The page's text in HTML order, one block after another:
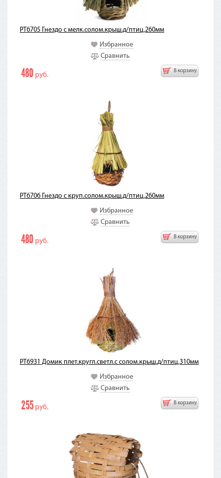
PT6705 Гнездо с мелк.солом.крыш.д/птиц,260мм
Избранное
Сравнить
В корзину
480 руб.
PT6706 Гнездо с круп.солом.крыш.д/птиц,260мм
Избранное
Сравнить
В корзину
480 руб.
PT6931 Домик плет.кругл.светл.с солом.крыш.д/птиц,310мм
Избранное
Сравнить
В корзину
255 руб.